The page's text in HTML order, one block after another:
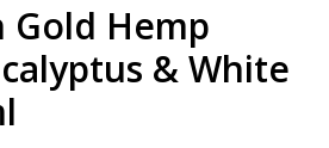
Gold Hemp
& White